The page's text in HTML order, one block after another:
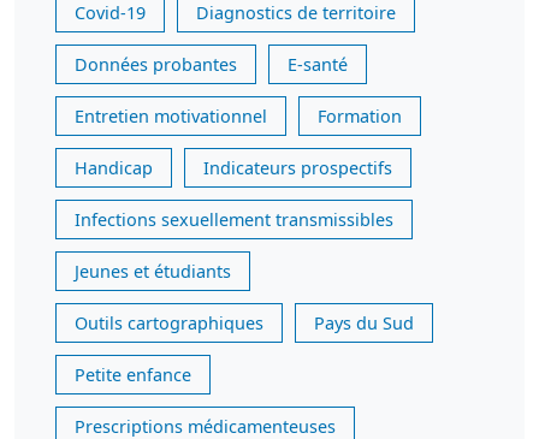
Covid-19 Diagnostics de territoire
Données probantes E-santé
Entretien motivationnel Formation
Handicap Indicateurs prospectifs
Infections sexuellement transmissibles
Jeunes et étudiants
Outils cartographiques Pays du Sud
Petite enfance
Prescriptions médicamenteuses